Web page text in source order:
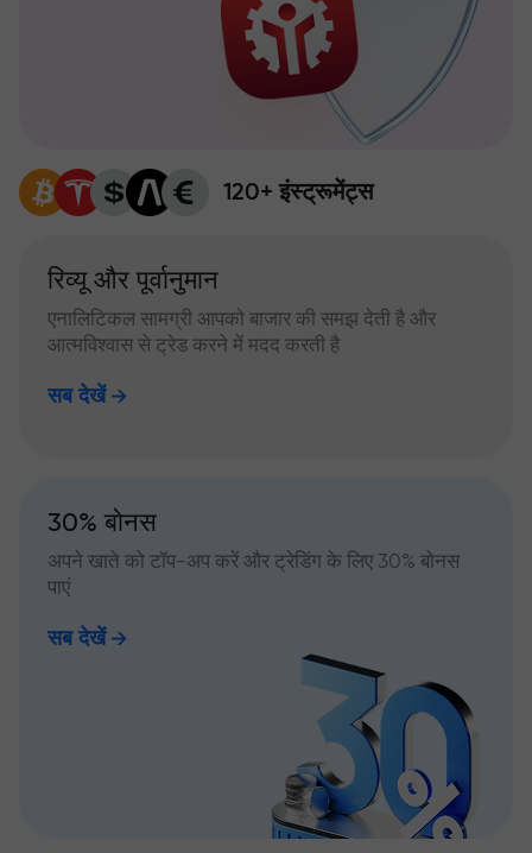
120+ इंस्ट्रूमेंट्स
रिव्यू और पूर्वानुमान
एनालिटिकल सामग्री आपको बाजार की समझ देती है और
आत्मविश्वास से ट्रेड करने में मदद करती है
सब देखें
30% बोनस
अपने खाते को टॉप-अप करें और ट्रेडिंग के लिए 30% बोनस
पाएं
सब देखें